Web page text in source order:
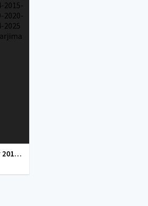
Yangi O'zbek kinolar 2010-2011-2012-2013-2014-2015-2016-2017-2018-2019-2020-2021-2022-2023-2024-2025 O'zbek tilida Uzbek tarjima Full HD